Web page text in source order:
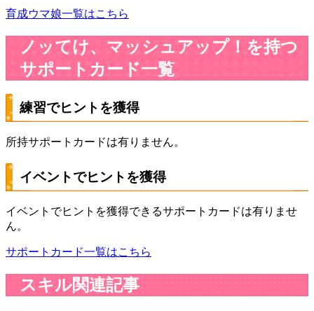
育成ウマ娘一覧はこちら
ノッてけ、マッシュアップ！を持つ
サポートカード一覧
練習でヒントを獲得
所持サポートカードは有りません。
イベントでヒントを獲得
イベントでヒントを獲得できるサポートカードは有りませ
ん。
サポートカード一覧はこちら
スキル関連記事